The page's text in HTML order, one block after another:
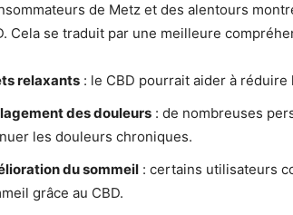
de Metz et des alentours
Cela se traduit par une meilleure
relaxants : le CBD pourrait aider à réduire
des douleurs : de nombreuses
les douleurs chroniques.
du sommeil : certains utilisateurs
grâce au CBD.